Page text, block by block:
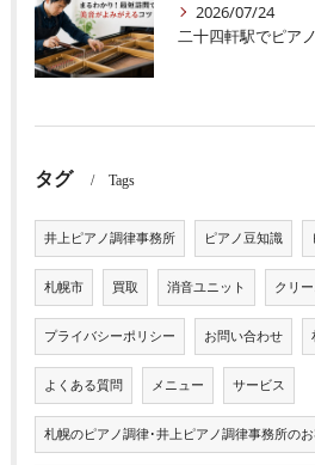
2026/07/24
タグ Tags
井上ピアノ調律事務所 ピアノ豆知識
札幌市 買取 消音ユニット クリ
プライバシーポリシー お問い合わせ
よくある質問 メニュー サービス
札幌のピアノ調律･井上ピアノ調律事務所の